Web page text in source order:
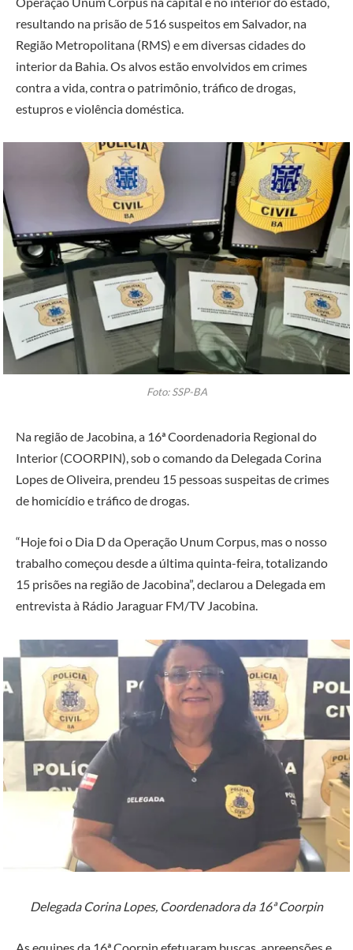
resultando na prisão de 516 suspeitos em Salvador, na
Região Metropolitana (RMS) e em diversas cidades do
interior da Bahia. Os alvos estão envolvidos em crimes
contra a vida, contra o patrimônio, tráfico de drogas,
estupros e violência doméstica.
Foto: SSP-BA
Na região de Jacobina, a 16ª Coordenadoria Regional do
Interior (COORPIN), sob o comando da Delegada Corina
Lopes de Oliveira, prendeu 15 pessoas suspeitas de crimes
de homicídio e tráfico de drogas.
“Hoje foi o Dia D da Operação Unum Corpus, mas o nosso
trabalho começou desde a última quinta-feira, totalizando
15 prisões na região de Jacobina”, declarou a Delegada em
entrevista à Rádio Jaraguar FM/TV Jacobina.
Delegada Corina Lopes, Coordenadora da 16ª Coorpin
As equipes da 16ª Coorpin efetuaram buscas, apreensões e